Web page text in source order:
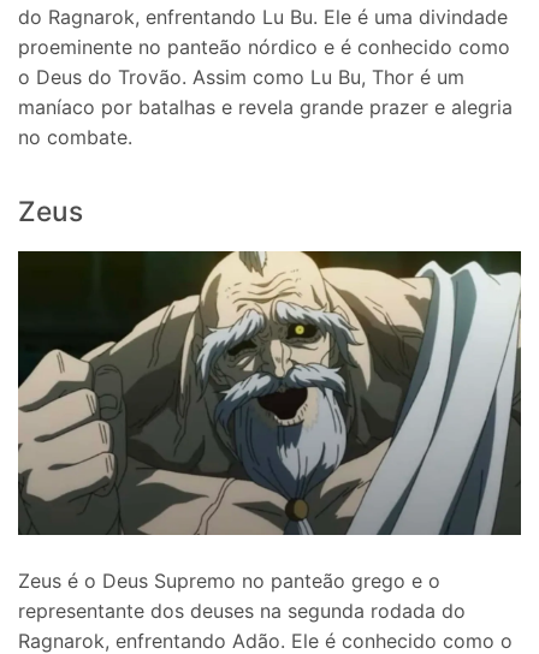
do Ragnarok, enfrentando Lu Bu. Ele é uma divindade
proeminente no panteão nórdico e é conhecido como
o Deus do Trovão. Assim como Lu Bu, Thor é um
maníaco por batalhas e revela grande prazer e alegria
no combate.
Zeus
Zeus é o Deus Supremo no panteão grego e o
representante dos deuses na segunda rodada do
Ragnarok, enfrentando Adão. Ele é conhecido como o